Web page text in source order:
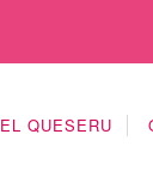
EL QUESERU